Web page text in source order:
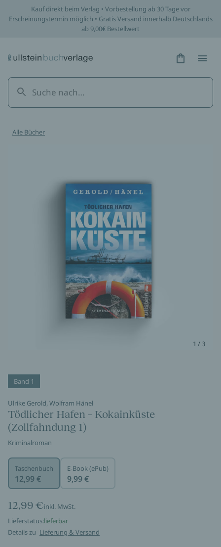
Kauf direkt beim Verlag • Vorbestellung ab 30 Tage vor
Erscheinungstermin möglich • Gratis Versand innerhalb Deutschlands
ab 9,00€ Bestellwert
Hidden
Alle Bücher
1 / 3
Band 1
Ulrike Gerold, Wolfram Hänel
Tödlicher Hafen – Kokainküste
(Zollfahndung 1)
Kriminalroman
Taschenbuch
12,99 €
E-Book (ePub)
9,99 €
12,99 €inkl. MwSt.
Lieferstatus:lieferbar
Details zu Lieferung & Versand